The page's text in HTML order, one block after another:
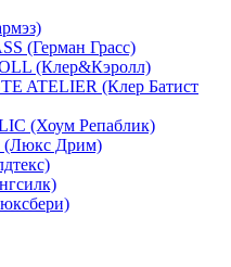
(Герман Грасс)
(Клер&Кэролл)
ATELIER (Клер Батист
(Хоум Репаблик)
(Люкс Дрим)